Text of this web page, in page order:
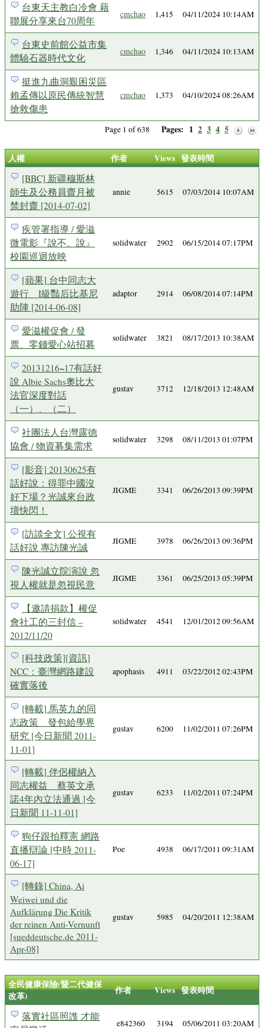
台東天主教白冷會 藉
聯展分享來台70周年
cmchao 1,415 04/11/2024 10:14AM
台東史前館公益市集
體驗石器時代文化
cmchao 1,346 04/11/2024 10:13AM
挺進九曲洞艱困災區
賴孟傳以原民傳統智慧
搶救傷患
cmchao 1,373 04/10/2024 08:26AM
Page 1 of 638 Pages: 1 2 3 4 5
人權 作者 Views 發表時間
[BBC] 新疆穆斯林
師生及公務員齋月被
禁封齋 [2014-07-02]
annie 5615 07/03/2014 10:07AM
疾管署指導 / 愛滋
微電影『說不。說』
校園巡迴放映
solidwater 2902 06/15/2014 07:17PM
[蘋果] 台中同志大
遊行 I級豔后比基尼
助陣 [2014-06-08]
adaptor 2914 06/08/2014 07:14PM
愛滋權促會 / 發
票、零錢愛心站招募
solidwater 3821 08/17/2013 10:38AM
20131216~17有話好
說 Albie Sachs奧比大
法官深度對話
（一）、（二）
gustav 3712 12/18/2013 12:48AM
社團法人台灣露德
協會 / 物資募集需求
solidwater 3298 08/11/2013 01:07PM
[影音] 20130625有
話好說：得罪中國沒
好下場？光誠來台政
壇快閃！
JIGME 3341 06/26/2013 09:39PM
[訪談全文] 公視有
話好說 專訪陳光誠
JIGME 3978 06/26/2013 09:36PM
陳光誠立院演說 忽
視人權就是忽視民意
JIGME 3361 06/25/2013 05:39PM
【邀請捐款】權促
會社工的三封信 –
2012/11/20
solidwater 4541 12/01/2012 09:56AM
[科技政策][資訊]
NCC：臺灣網路建設
確實落後
apophasis 4911 03/22/2012 02:43PM
[轉載] 馬英九的同
志政策 發包給學界
研究 [今日新聞 2011-
11-01]
gustav 6200 11/02/2011 07:26PM
[轉載] 伴侶權納入
同志權益 蔡英文承
諾4年內立法通過 [今
日新聞 11-11-01]
gustav 6233 11/02/2011 07:24PM
狗仔跟拍釋憲 網路
直播辯論 [中時 2011-
06-17]
Poe 4938 06/17/2011 09:31AM
[轉錄] China, Ai
Weiwei und die
Aufklärung Die Kritik
der reinen Anti-Vernunft
[sueddeutsche.de 2011-
Apr-08]
gustav 5985 04/20/2011 12:38AM
全民健康保險(暨二代健保
改革)
作者 Views 發表時間
落實社區照謢 才能
e842360 3194 05/06/2011 03:20AM